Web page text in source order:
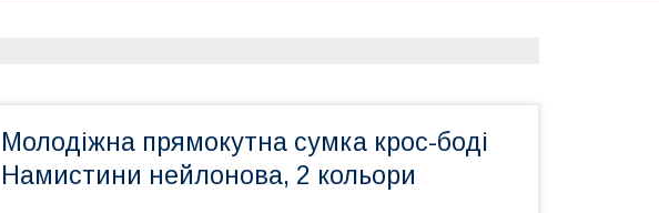
Молодіжна прямокутна сумка крос-боді
Намистини нейлонова, 2 кольори